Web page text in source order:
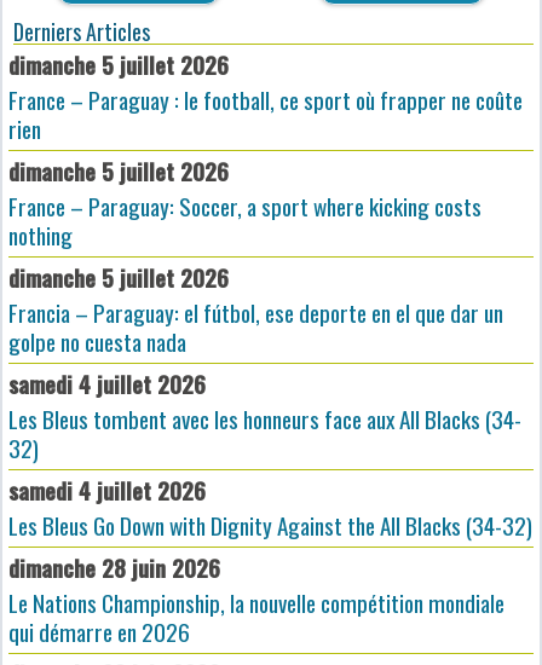
Derniers Articles
dimanche 5 juillet 2026
France – Paraguay : le football, ce sport où frapper ne coûte
rien
dimanche 5 juillet 2026
France – Paraguay: Soccer, a sport where kicking costs
nothing
dimanche 5 juillet 2026
Francia – Paraguay: el fútbol, ese deporte en el que dar un
golpe no cuesta nada
samedi 4 juillet 2026
Les Bleus tombent avec les honneurs face aux All Blacks (34-
32)
samedi 4 juillet 2026
Les Bleus Go Down with Dignity Against the All Blacks (34-32)
dimanche 28 juin 2026
Le Nations Championship, la nouvelle compétition mondiale
qui démarre en 2026